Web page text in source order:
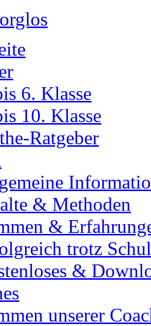
6. Klasse
10. Klasse
Ratgeber
& Methoden
&
trotz
&
unserer